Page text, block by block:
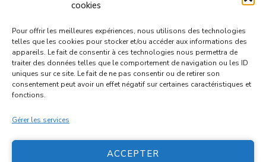
cookies
Pour offrir les meilleures expériences, nous utilisons des technologies
telles que les cookies pour stocker et/ou accéder aux informations des
appareils. Le fait de consentir à ces technologies nous permettra de
traiter des données telles que le comportement de navigation ou les ID
uniques sur ce site. Le fait de ne pas consentir ou de retirer son
consentement peut avoir un effet négatif sur certaines caractéristiques et
fonctions.
Gérer les services
ACCEPTER
Paiement – Offre Ba Zi
Mentions légales
Conditions d’utilisation
Conditions générales de vente
Politique de cookies (UE)